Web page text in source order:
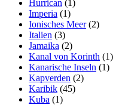
Hurrican (1)
Imperia (1)
Ionisches Meer(2)
Italien (3)
Jamaika (2)
Kanal von Korinth (1)
Kanarische Inseln (1)
Kapverden (2)
Karibik (45)
Kuba (1)